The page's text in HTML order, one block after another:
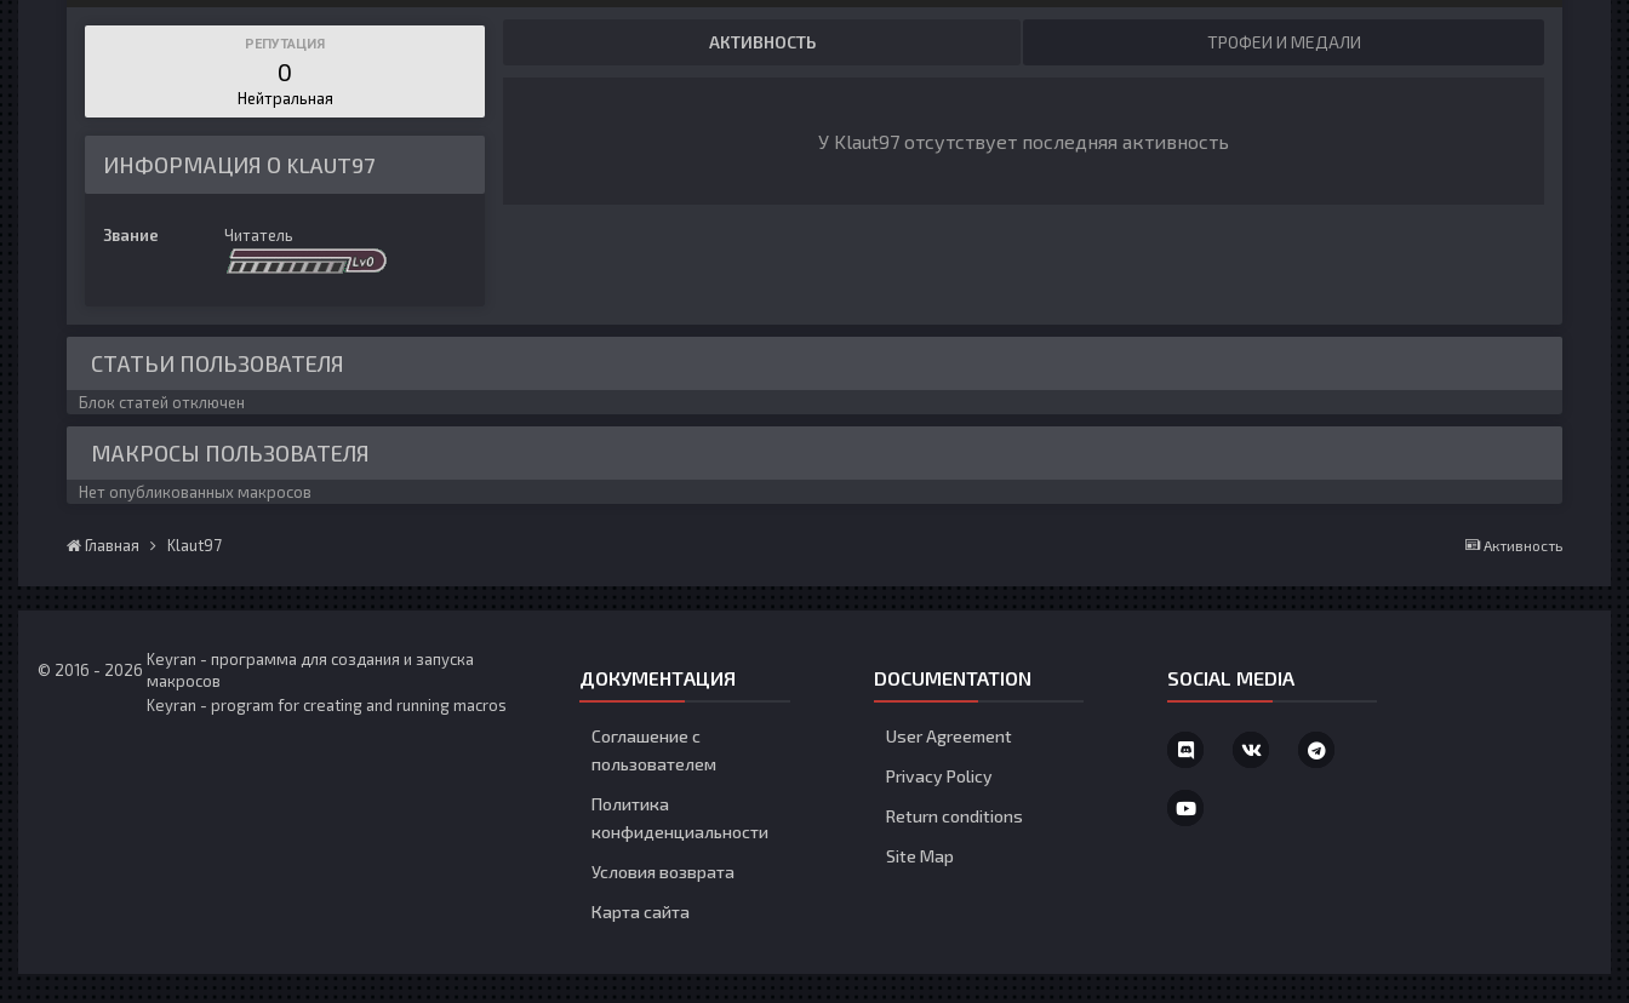
РЕПУТАЦИЯ
0
Нейтральная
ИНФОРМАЦИЯ О KLAUT97
Звание Читатель
АКТИВНОСТЬ ТРОФЕИ И МЕДАЛИ
У Klaut97 отсутствует последняя активность
СТАТЬИ ПОЛЬЗОВАТЕЛЯ
Блок статей отключен
МАКРОСЫ ПОЛЬЗОВАТЕЛЯ
Нет опубликованных макросов
Активность
Главная Klaut97
© 2016 - 2026
Keyran - программа для создания и запуска
макросов
Keyran - program for creating and running macros
ДОКУМЕНТАЦИЯ
Соглашение с
пользователем
Политика
конфиденциальности
Условия возврата
Карта сайта
DOCUMENTATION
User Agreement
Privacy Policy
Return conditions
Site Map
SOCIAL MEDIA